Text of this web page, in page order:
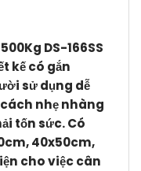
DS-166SS
kế có gắn
sử dụng dễ
nhẹ nhàng
tốn sức. Có
40x50cm,
cho việc cân